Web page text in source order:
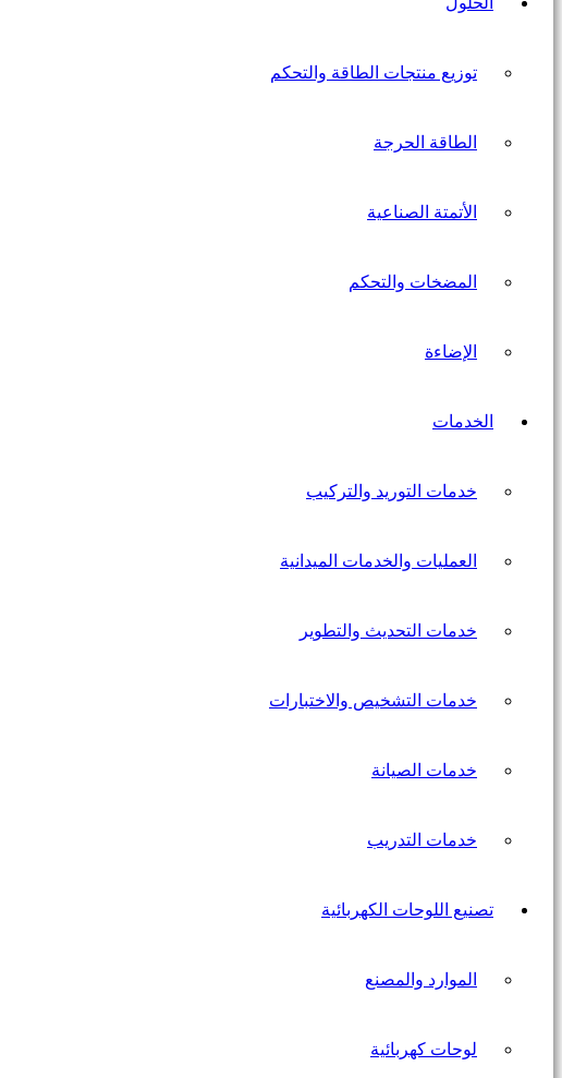
توزيع منتجات الطاقة والتحكم
الطاقة الحرجة
الأتمتة الصناعية
المضخات والتحكم
الإضاءة
الخدمات
خدمات التوريد والتركيب
العمليات والخدمات الميدانية
خدمات التحديث والتطوير
خدمات التشخيص والاختبارات
خدمات الصيانة
خدمات التدريب
تصنيع اللوحات الكهربائية
الموارد والمصنع
لوحات كهربائية